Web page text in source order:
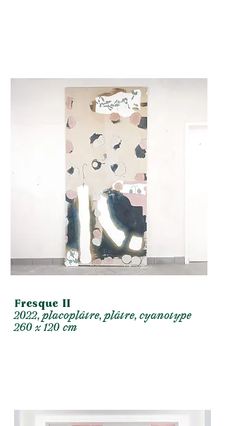
Fresque II
2022, placoplâtre, plâtre, cyanotype
260 x 120 cm